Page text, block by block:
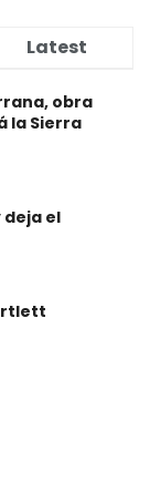
Latest
obra
la Sierra
deja el